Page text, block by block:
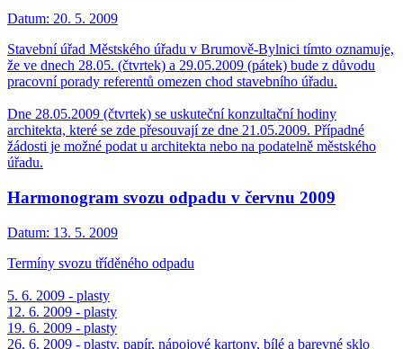
Datum: 20. 5. 2009
Stavební úřad Městského úřadu v Brumově-Bylnici tímto oznamuje,
že ve dnech 28.05. (čtvrtek) a 29.05.2009 (pátek) bude z důvodu
pracovní porady referentů omezen chod stavebního úřadu.
Dne 28.05.2009 (čtvrtek) se uskuteční konzultační hodiny
architekta, které se zde přesouvají ze dne 21.05.2009. Případné
žádosti je možné podat u architekta nebo na podatelně městského
úřadu.
Harmonogram svozu odpadu v červnu 2009
Datum: 13. 5. 2009
Termíny svozu tříděného odpadu
5. 6. 2009 - plasty
12. 6. 2009 - plasty
19. 6. 2009 - plasty
26. 6. 2009 - plasty, papír, nápojové kartony, bílé a barevné sklo